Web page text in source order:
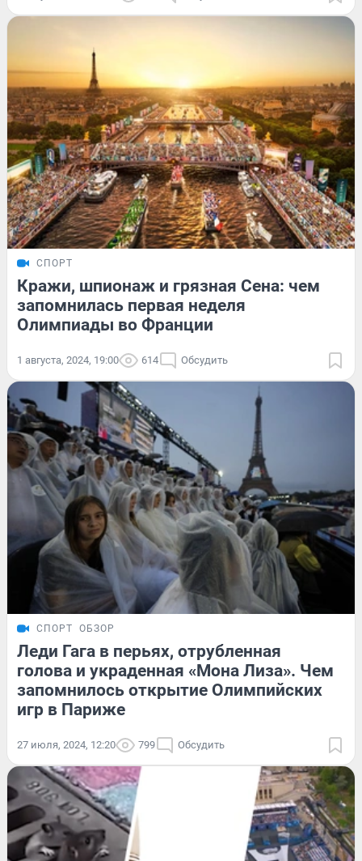
СПОРТ
Кражи, шпионаж и грязная Сена: чем
запомнилась первая неделя
Олимпиады во Франции
1 августа, 2024, 19:00 614 Обсудить
СПОРТ ОБЗОР
Леди Гага в перьях, отрубленная
голова и украденная «Мона Лиза». Чем
запомнилось открытие Олимпийских
игр в Париже
27 июля, 2024, 12:20 799 Обсудить